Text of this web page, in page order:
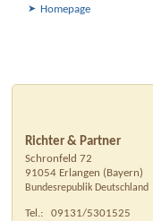
Homepage
Richter & Partner
Schronfeld 72
91054 Erlangen (Bayern)
Bundesrepublik Deutschland
Tel.:
09131/5301525